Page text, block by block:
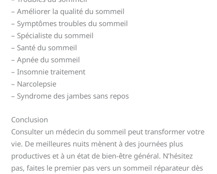
– Améliorer la qualité du sommeil
– Symptômes troubles du sommeil
– Spécialiste du sommeil
– Santé du sommeil
– Apnée du sommeil
– Insomnie traitement
– Narcolepsie
– Syndrome des jambes sans repos
Conclusion
Consulter un médecin du sommeil peut transformer votre
vie. De meilleures nuits mènent à des journées plus
productives et à un état de bien-être général. N’hésitez
pas, faites le premier pas vers un sommeil réparateur dès